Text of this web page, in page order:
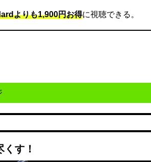
よりも1,900円お得に視聴できる。
す！